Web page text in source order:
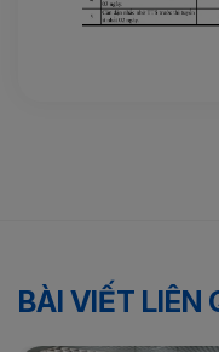
BÀI VIẾT LIÊN